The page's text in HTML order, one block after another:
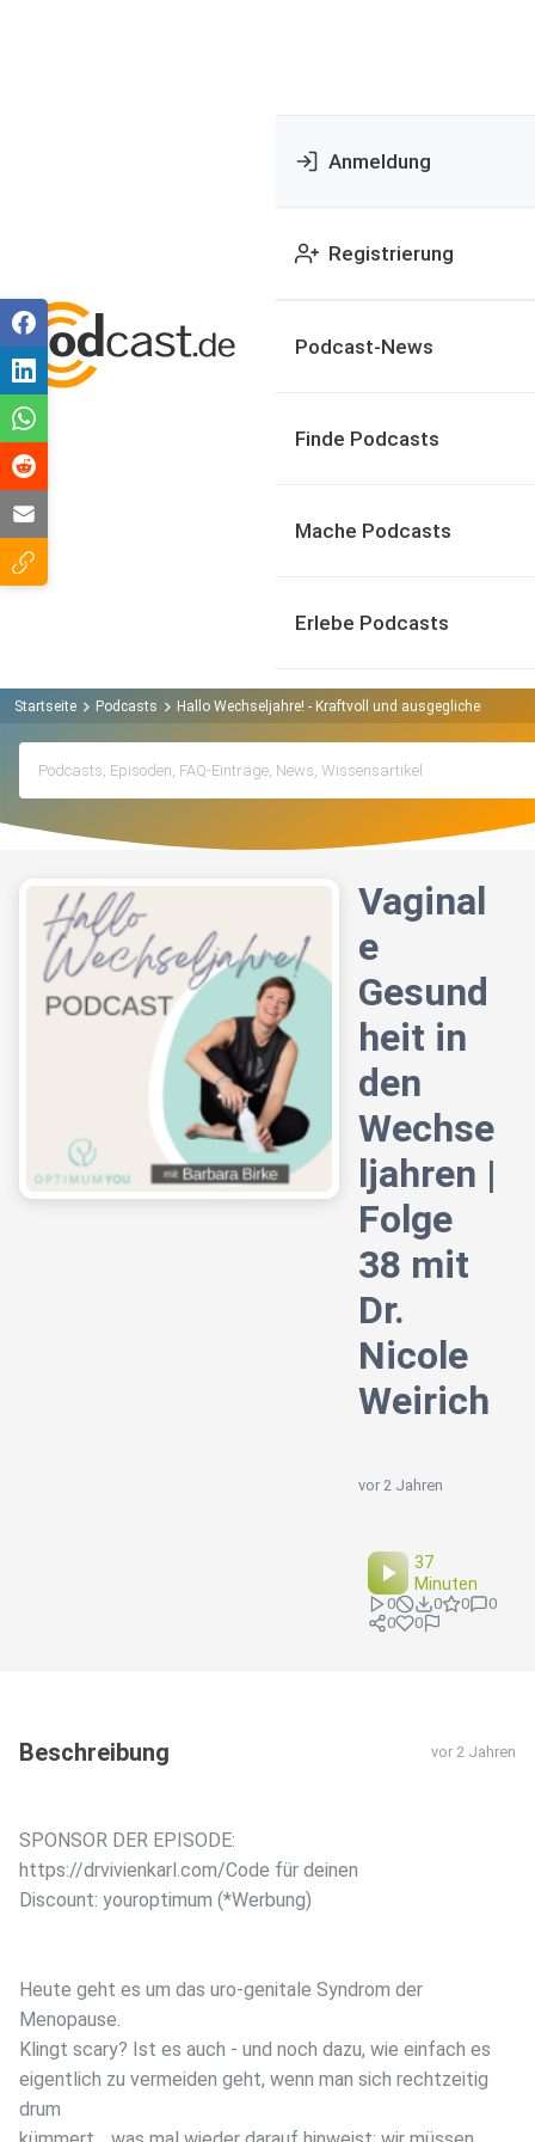
Anmeldung
Registrierung
Podcast-News
Finde Podcasts
Mache Podcasts
Erlebe Podcasts
Startseite Podcasts Hallo Wechseljahre! - Kraftvoll und ausgeglichen
Vaginal
e
Gesund
heit in
den
Wechse
ljahren |
Folge
38 mit
Dr.
Nicole
Weirich
vor 2 Jahren
37
Minuten
0 0 0
0
0
0
Beschreibung vor 2 Jahren
SPONSOR DER EPISODE:
https://drvivienkarl.com/Code für deinen
Discount: youroptimum (*Werbung)
Heute geht es um das uro-genitale Syndrom der
Menopause.
Klingt scary? Ist es auch - und noch dazu, wie einfach es
eigentlich zu vermeiden geht, wenn man sich rechtzeitig
drum